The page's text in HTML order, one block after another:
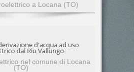
a Locana (TO)
d'acqua ad uso
dal Rio Vallungo
nel comune di Locana
(TO)